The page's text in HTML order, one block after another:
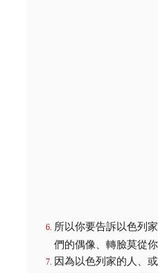
所以你要告訴以色列
們的偶像、轉臉莫從
因為以色列家的人、